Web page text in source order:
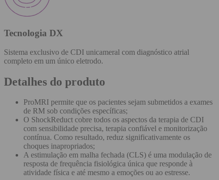
Tecnologia DX
Sistema exclusivo de CDI unicameral com diagnóstico atrial
completo em um único eletrodo.
Detalhes do produto
ProMRI permite que os pacientes sejam submetidos a exames
de RM sob condições específicas;
O ShockReduct cobre todos os aspectos da terapia de CDI
com sensibilidade precisa, terapia confiável e monitorização
contínua. Como resultado, reduz significativamente os
choques inapropriados;
A estimulação em malha fechada (CLS) é uma modulação de
resposta de frequência fisiológica única que responde à
atividade física e até mesmo a emoções ou ao estresse.